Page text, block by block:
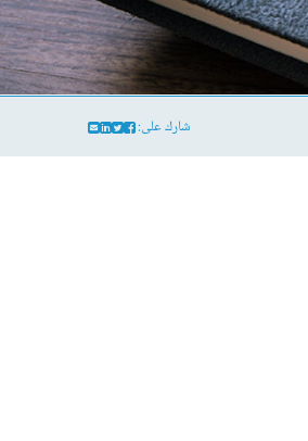
شارك على: